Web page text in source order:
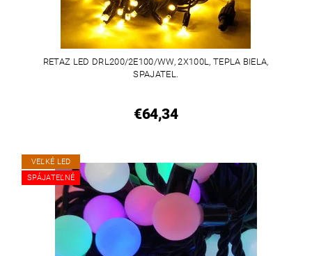
RETAZ LED DRL200/2E100/WW, 2X100L, TEPLA BIELA,
SPAJATEL.
€64,34
VEĽKÉ LED
SPÁJATEĽNÉ